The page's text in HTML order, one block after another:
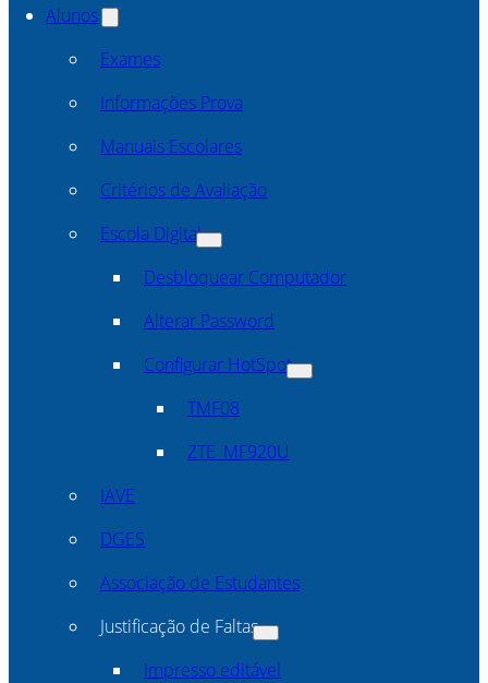
Alunos
Exames
Informações Prova
Manuais Escolares
Critérios de Avaliação
Escola Digital
Desbloquear Computador
Alterar Password
Configurar HotSpot
TMF08
ZTE_MF920U
IAVE
DGES
Associação de Estudantes
Justificação de Faltas
Impresso editável